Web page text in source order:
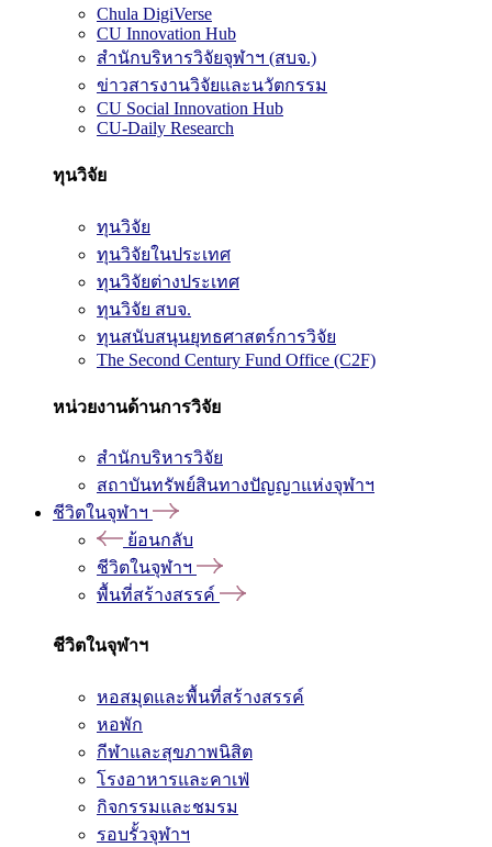
Chula DigiVerse
CU Innovation Hub
สำนักบริหารวิจัยจุฬาฯ (สบจ.)
ข่าวสารงานวิจัยและนวัตกรรม
CU Social Innovation Hub
CU-Daily Research
ทุนวิจัย
ทุนวิจัย
ทุนวิจัยในประเทศ
ทุนวิจัยต่างประเทศ
ทุนวิจัย สบจ.
ทุนสนับสนุนยุทธศาสตร์การวิจัย
The Second Century Fund Office (C2F)
หน่วยงานด้านการวิจัย
สำนักบริหารวิจัย
สถาบันทรัพย์สินทางปัญญาแห่งจุฬาฯ
ชีวิตในจุฬาฯ
ย้อนกลับ
ชีวิตในจุฬาฯ
พื้นที่สร้างสรรค์
ชีวิตในจุฬาฯ
หอสมุดและพื้นที่สร้างสรรค์
หอพัก
กีฬาและสุขภาพนิสิต
โรงอาหารและคาเฟ่
กิจกรรมและชมรม
รอบรั้วจุฬาฯ